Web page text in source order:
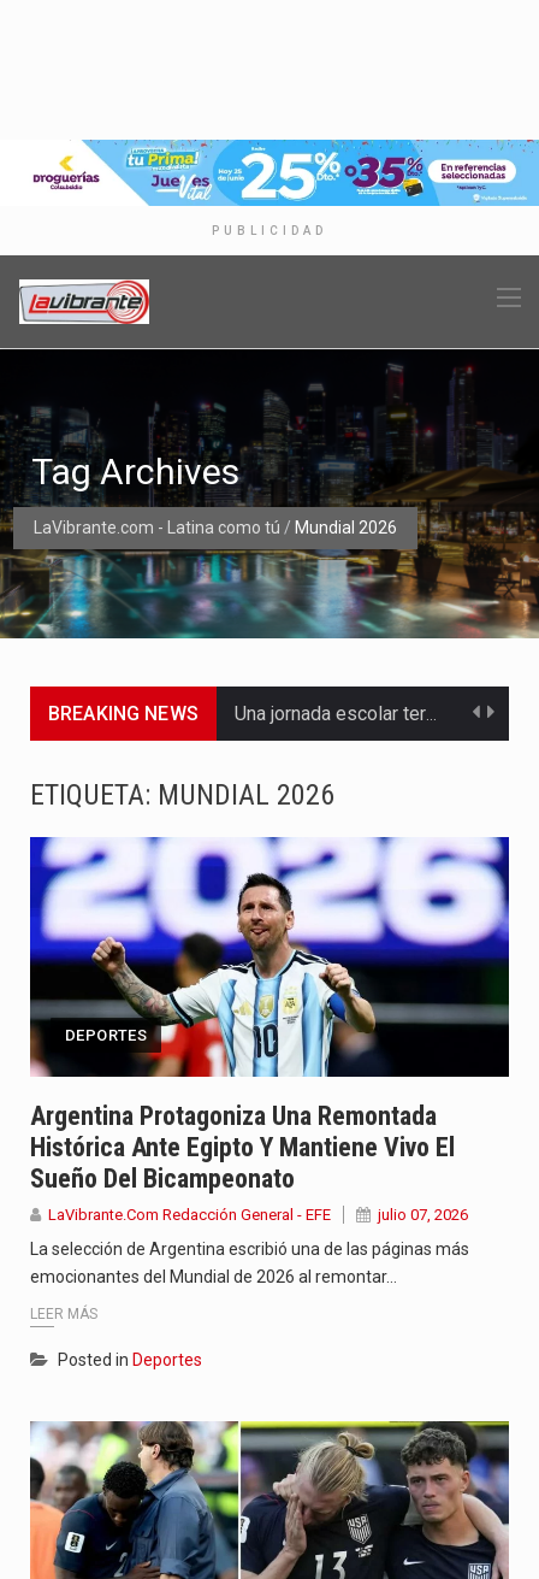
PUBLICIDAD
LaVibrante.com - Latina como tú / Mundial 2026
Tag Archives
BREAKING NEWS Una jornada escolar terminó en tragedia este viernes 7 de…
La llegada de Álvaro Uribe Vélez a la ceremonia de…
Abelardo de la Espriella comenzó su Gobierno con uno de…
Las autoridades sanitarias de Francia y España mantienen bajo vigilancia…
ETIQUETA: MUNDIAL 2026
DEPORTES
Argentina Protagoniza Una Remontada
Histórica Ante Egipto Y Mantiene Vivo El
Sueño Del Bicampeonato
LaVibrante.Com Redacción General - EFE julio 07, 2026
La selección de Argentina escribió una de las páginas más
emocionantes del Mundial de 2026 al remontar…
LEER MÁS
Posted in Deportes